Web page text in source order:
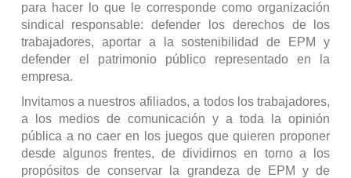
para hacer lo que le corresponde como organización
sindical responsable: defender los derechos de los
trabajadores, aportar a la sostenibilidad de EPM y
defender el patrimonio público representado en la
empresa.
Invitamos a nuestros afiliados, a todos los trabajadores,
a los medios de comunicación y a toda la opinión
pública a no caer en los juegos que quieren proponer
desde algunos frentes, de dividirnos en torno a los
propósitos de conservar la grandeza de EPM y de